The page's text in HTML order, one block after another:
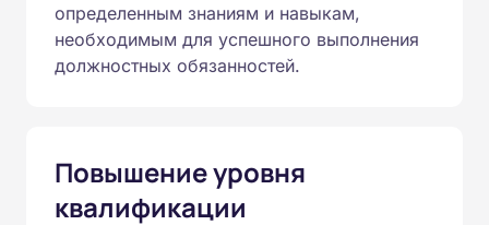
определенным знаниям и навыкам,
необходимым для успешного выполнения
должностных обязанностей.
Повышение уровня
квалификации